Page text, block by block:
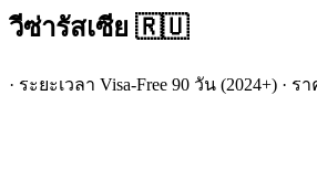
วีซ่ารัสเซีย 🇷🇺
· ระยะเวลา Visa-Free 90 วัน (2024+) ·